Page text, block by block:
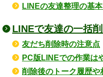
LINEの友達整理の基
LINEで友達の一括
友だち削除時の注意点
PC版LINEでの作業は
削除後のトーク履歴や